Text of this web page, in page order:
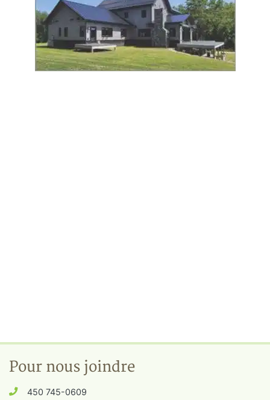
Pour nous joindre
450 745-0609